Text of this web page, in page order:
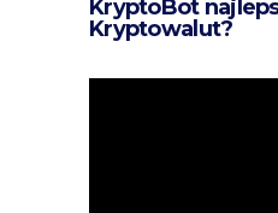
KryptoBot
Kryptowalut?